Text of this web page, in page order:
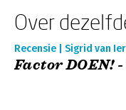
Over
Recensie | Sigrid van
Factor DOEN!